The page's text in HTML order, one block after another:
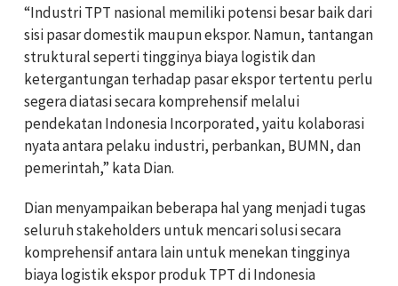
“Industri TPT nasional memiliki potensi besar baik dari
sisi pasar domestik maupun ekspor. Namun, tantangan
struktural seperti tingginya biaya logistik dan
ketergantungan terhadap pasar ekspor tertentu perlu
segera diatasi secara komprehensif melalui
pendekatan Indonesia Incorporated, yaitu kolaborasi
nyata antara pelaku industri, perbankan, BUMN, dan
pemerintah,” kata Dian.
Dian menyampaikan beberapa hal yang menjadi tugas
seluruh stakeholders untuk mencari solusi secara
komprehensif antara lain untuk menekan tingginya
biaya logistik ekspor produk TPT di Indonesia